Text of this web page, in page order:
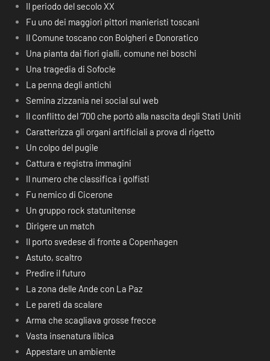
Il periodo del secolo XX
Fu uno dei maggiori pittori manieristi toscani
Il Comune toscano con Bolgheri e Donoratico
Una pianta dai fiori gialli, comune nei boschi
Una tragedia di Sofocle
La penna degli antichi
Semina zizzania nei social sul web
Il conflitto del ‘700 che portò alla nascita degli Stati Uniti
Caratterizza gli organi artificiali a prova di rigetto
Un colpo del pugile
Cattura e registra immagini
Il numero che classifica i golfisti
Fu nemico di Cicerone
Un gruppo rock statunitense
Dirigere un match
Il porto svedese di fronte a Copenhagen
Astuto, scaltro
Predire il futuro
La zona delle Ande con La Paz
Le pareti da scalare
Arma che scagliava grosse frecce
Vasta insenatura libica
Appestare un ambiente